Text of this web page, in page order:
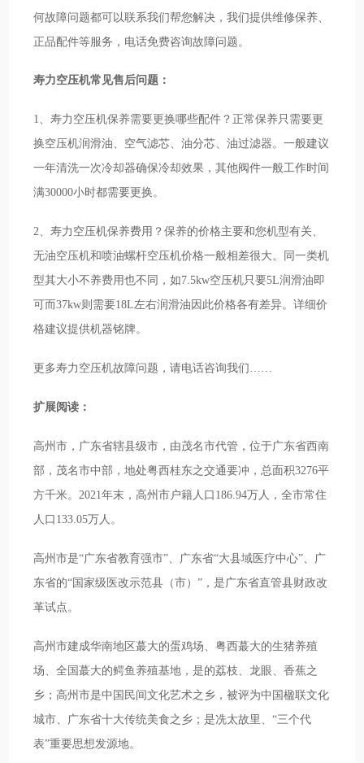
何故障问题都可以联系我们帮您解决，我们提供维修保养、
正品配件等服务，电话免费咨询故障问题。
寿力空压机常见售后问题：
1、寿力空压机保养需要更换哪些配件？正常保养只需要更
换空压机润滑油、空气滤芯、油分芯、油过滤器。一般建议
一年清洗一次冷却器确保冷却效果，其他阀件一般工作时间
满30000小时都需要更换。
2、寿力空压机保养费用？保养的价格主要和您机型有关、
无油空压机和喷油螺杆空压机价格一般相差很大。同一类机
型其大小不养费用也不同，如7.5kw空压机只要5L润滑油即
可而37kw则需要18L左右润滑油因此价格各有差异。详细价
格建议提供机器铭牌。
更多寿力空压机故障问题，请电话咨询我们……
扩展阅读：
高州市，广东省辖县级市，由茂名市代管，位于广东省西南
部，茂名市中部，地处粤西桂东之交通要冲，总面积3276平
方千米。2021年末，高州市户籍人口186.94万人，全市常住
人口133.05万人。
高州市是“广东省教育强市”、广东省“大县域医疗中心”、广
东省的“国家级医改示范县（市）”，是广东省直管县财政改
革试点。
高州市建成华南地区蕞大的蛋鸡场、粤西蕞大的生猪养殖
场、全国蕞大的鳄鱼养殖基地，是的荔枝、龙眼、香蕉之
乡；高州市是中国民间文化艺术之乡，被评为中国楹联文化
城市、广东省十大传统美食之乡；是冼太故里、“三个代
表”重要思想发源地。